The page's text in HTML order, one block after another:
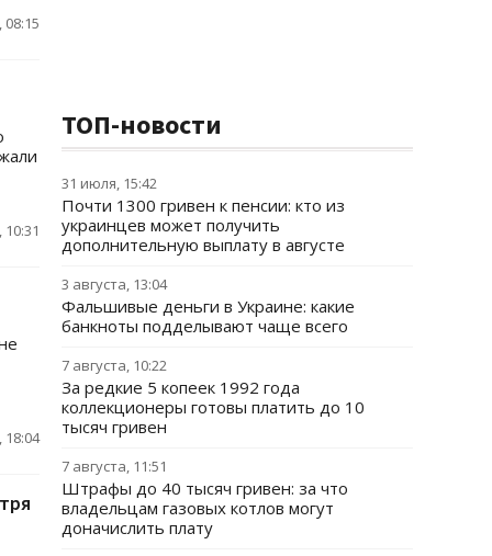
08:15
18:04
ТОП-новости
31 июля, 15:42
Почти 1300 гривен к пенсии: кто из
украинцев может получить
дополнительную выплату в августе
3 августа, 13:04
Фальшивые деньги в Украине: какие
банкноты подделывают чаще всего
7 августа, 10:22
За редкие 5 копеек 1992 года
коллекционеры готовы платить до 10
тысяч гривен
7 августа, 11:51
Штрафы до 40 тысяч гривен: за что
владельцам газовых котлов могут
доначислить плату